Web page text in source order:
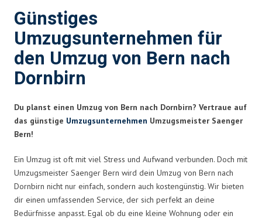
Günstiges
Umzugsunternehmen für
den Umzug von Bern nach
Dornbirn
Du planst einen Umzug von Bern nach Dornbirn? Vertraue auf
das günstige Umzugsunternehmen Umzugsmeister Saenger
Bern!
Ein Umzug ist oft mit viel Stress und Aufwand verbunden. Doch mit
Umzugsmeister Saenger Bern wird dein Umzug von Bern nach
Dornbirn nicht nur einfach, sondern auch kostengünstig. Wir bieten
dir einen umfassenden Service, der sich perfekt an deine
Bedürfnisse anpasst. Egal ob du eine kleine Wohnung oder ein